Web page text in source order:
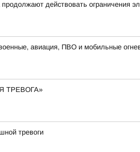
действовать ограничения
авиация, ПВО и мобильные
ТРЕВОГА»
тревоги